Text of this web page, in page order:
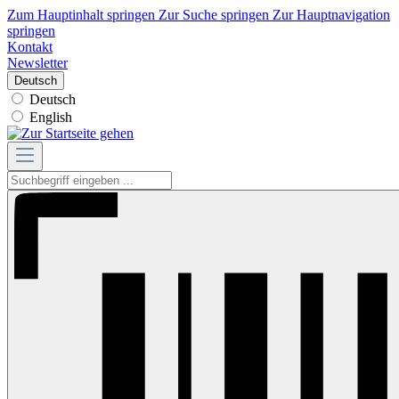
Zum Hauptinhalt springen Zur Suche springen Zur Hauptnavigation
springen
Kontakt
Newsletter
Deutsch
Deutsch
English